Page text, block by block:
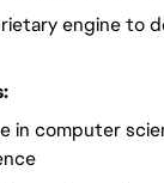
engine to
in computer